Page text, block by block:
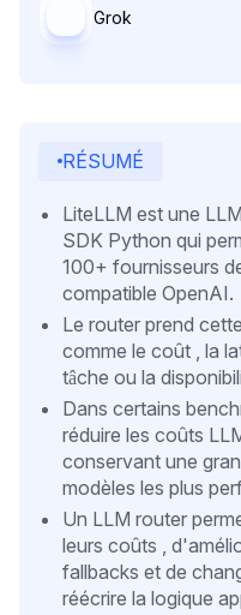
Grok
RÉSUMÉ
LiteLLM est une
SDK Python qui
100+ fournisseurs
compatible OpenAI.
Le router prend
comme le coût , la
tâche ou la
Dans certains
réduire les coûts
conservant une
modèles les plus
Un LLM router
leurs coûts ,
fallbacks et de
réécrire la logique